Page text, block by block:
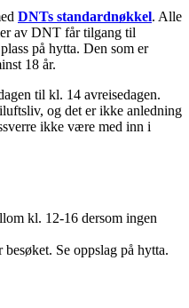
DNTs standardnøkkel. Alle
av DNT får tilgang til
på hytta. Den som er
18 år.
til kl. 14 avreisedagen.
og det er ikke anledning
ikke være med inn i
kl. 12-16 dersom ingen
Se oppslag på hytta.